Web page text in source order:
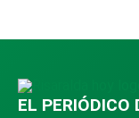
EL PERIÓDICO